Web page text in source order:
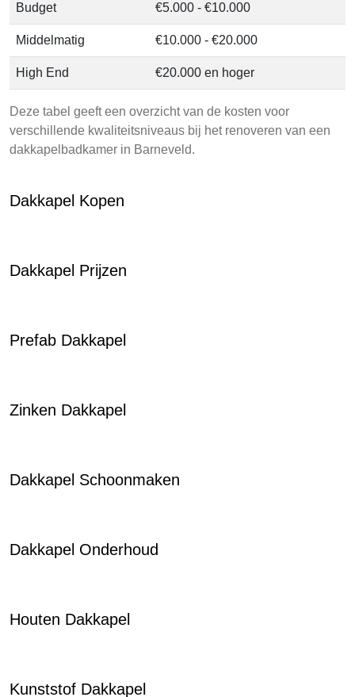
Budget €5.000 - €10.000
Middelmatig €10.000 - €20.000
High End €20.000 en hoger
Deze tabel geeft een overzicht van de kosten voor
verschillende kwaliteitsniveaus bij het renoveren van een
dakkapelbadkamer in Barneveld.
Dakkapel Kopen
Dakkapel Prijzen
Prefab Dakkapel
Zinken Dakkapel
Dakkapel Schoonmaken
Dakkapel Onderhoud
Houten Dakkapel
Kunststof Dakkapel